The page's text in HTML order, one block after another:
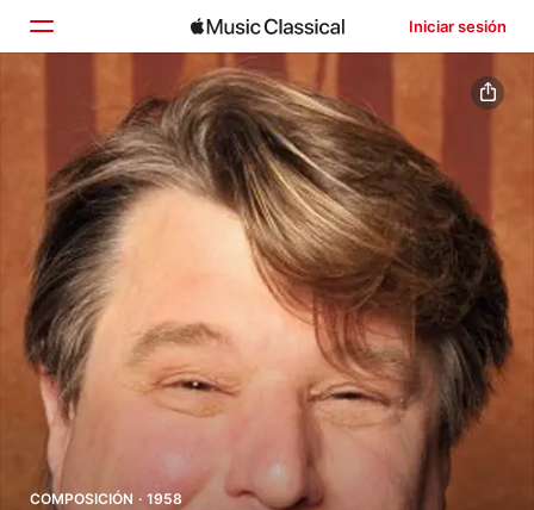
Iniciar sesión
Inicio
Explorar
Buscar
COMPOSICIÓN · 1958